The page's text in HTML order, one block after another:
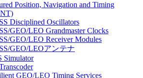
Position, Navigation and Timing
Disciplined Oscillators
GEO/LEO Grandmaster Clocks
GEO/LEO Receiver Modules
GEO/LEOアンテナ
Simulator
GEO/LEO Timing Services